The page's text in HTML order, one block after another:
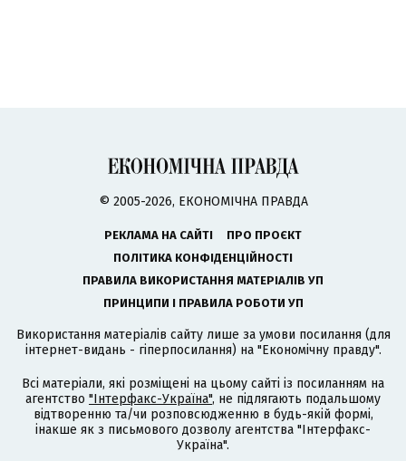
© 2005-2026, ЕКОНОМІЧНА ПРАВДА
РЕКЛАМА НА САЙТІ
ПРО ПРОЄКТ
ПОЛІТИКА КОНФІДЕНЦІЙНОСТІ
ПРАВИЛА ВИКОРИСТАННЯ МАТЕРІАЛІВ УП
ПРИНЦИПИ І ПРАВИЛА РОБОТИ УП
Використання матеріалів сайту лише за умови посилання (для
інтернет-видань - гіперпосилання) на "Економічну правду".
Всі матеріали, які розміщені на цьому сайті із посиланням на
агентство "Інтерфакс-Україна", не підлягають подальшому
відтворенню та/чи розповсюдженню в будь-якій формі,
інакше як з письмового дозволу агентства "Інтерфакс-
Україна".